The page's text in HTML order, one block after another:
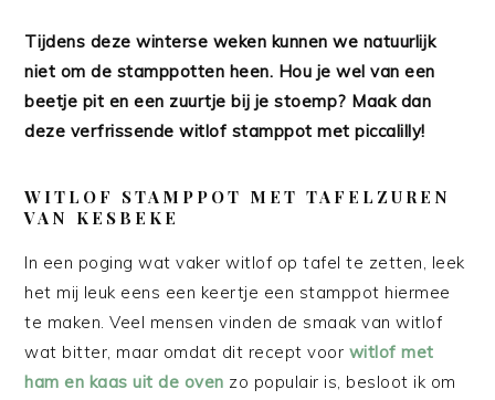
Tijdens deze winterse weken kunnen we natuurlijk
niet om de stamppotten heen. Hou je wel van een
beetje pit en een zuurtje bij je stoemp? Maak dan
deze verfrissende witlof stamppot met piccalilly!
WITLOF STAMPPOT MET TAFELZUREN
VAN KESBEKE
In een poging wat vaker witlof op tafel te zetten, leek
het mij leuk eens een keertje een stamppot hiermee
te maken. Veel mensen vinden de smaak van witlof
wat bitter, maar omdat dit recept voor witlof met
ham en kaas uit de oven zo populair is, besloot ik om